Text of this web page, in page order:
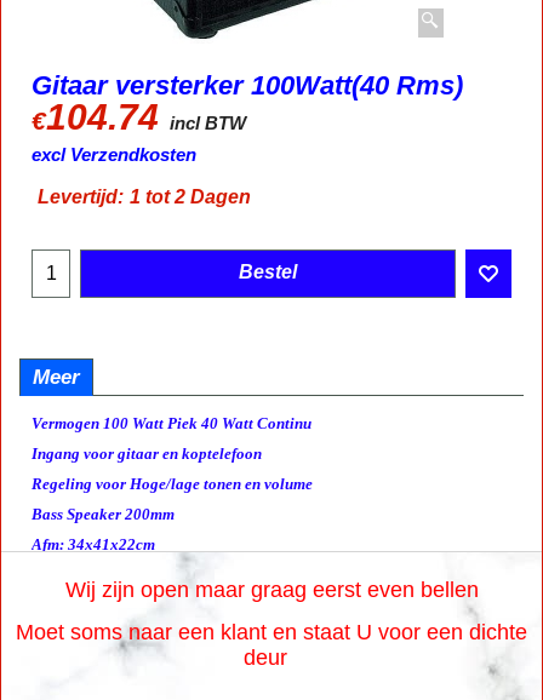
Gitaar versterker 100Watt(40 Rms)
€104.74
incl BTW
excl Verzendkosten
Levertijd: 1 tot 2 Dagen
Bestel
Meer
Vermogen 100 Watt Piek 40 Watt Continu
Ingang voor gitaar en koptelefoon
Regeling voor Hoge/lage tonen en volume
Bass Speaker 200mm
Afm: 34x41x22cm
Wij zijn open maar graag eerst even bellen
Moet soms naar een klant en staat U voor een dichte
deur